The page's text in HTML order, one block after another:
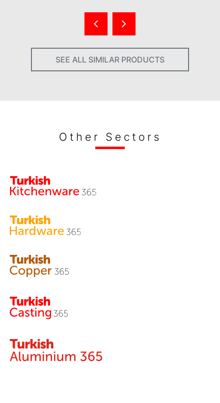
SEE ALL SIMILAR PRODUCTS
Other Sectors